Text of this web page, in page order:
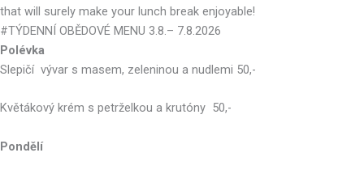
that will surely make your lunch break enjoyable!
#TÝDENNÍ OBĚDOVÉ MENU 3.8.– 7.8.2026
Polévka
Slepičí vývar s masem, zeleninou a nudlemi 50,-
Květákový krém s petrželkou a krutóny 50,-
Pondělí